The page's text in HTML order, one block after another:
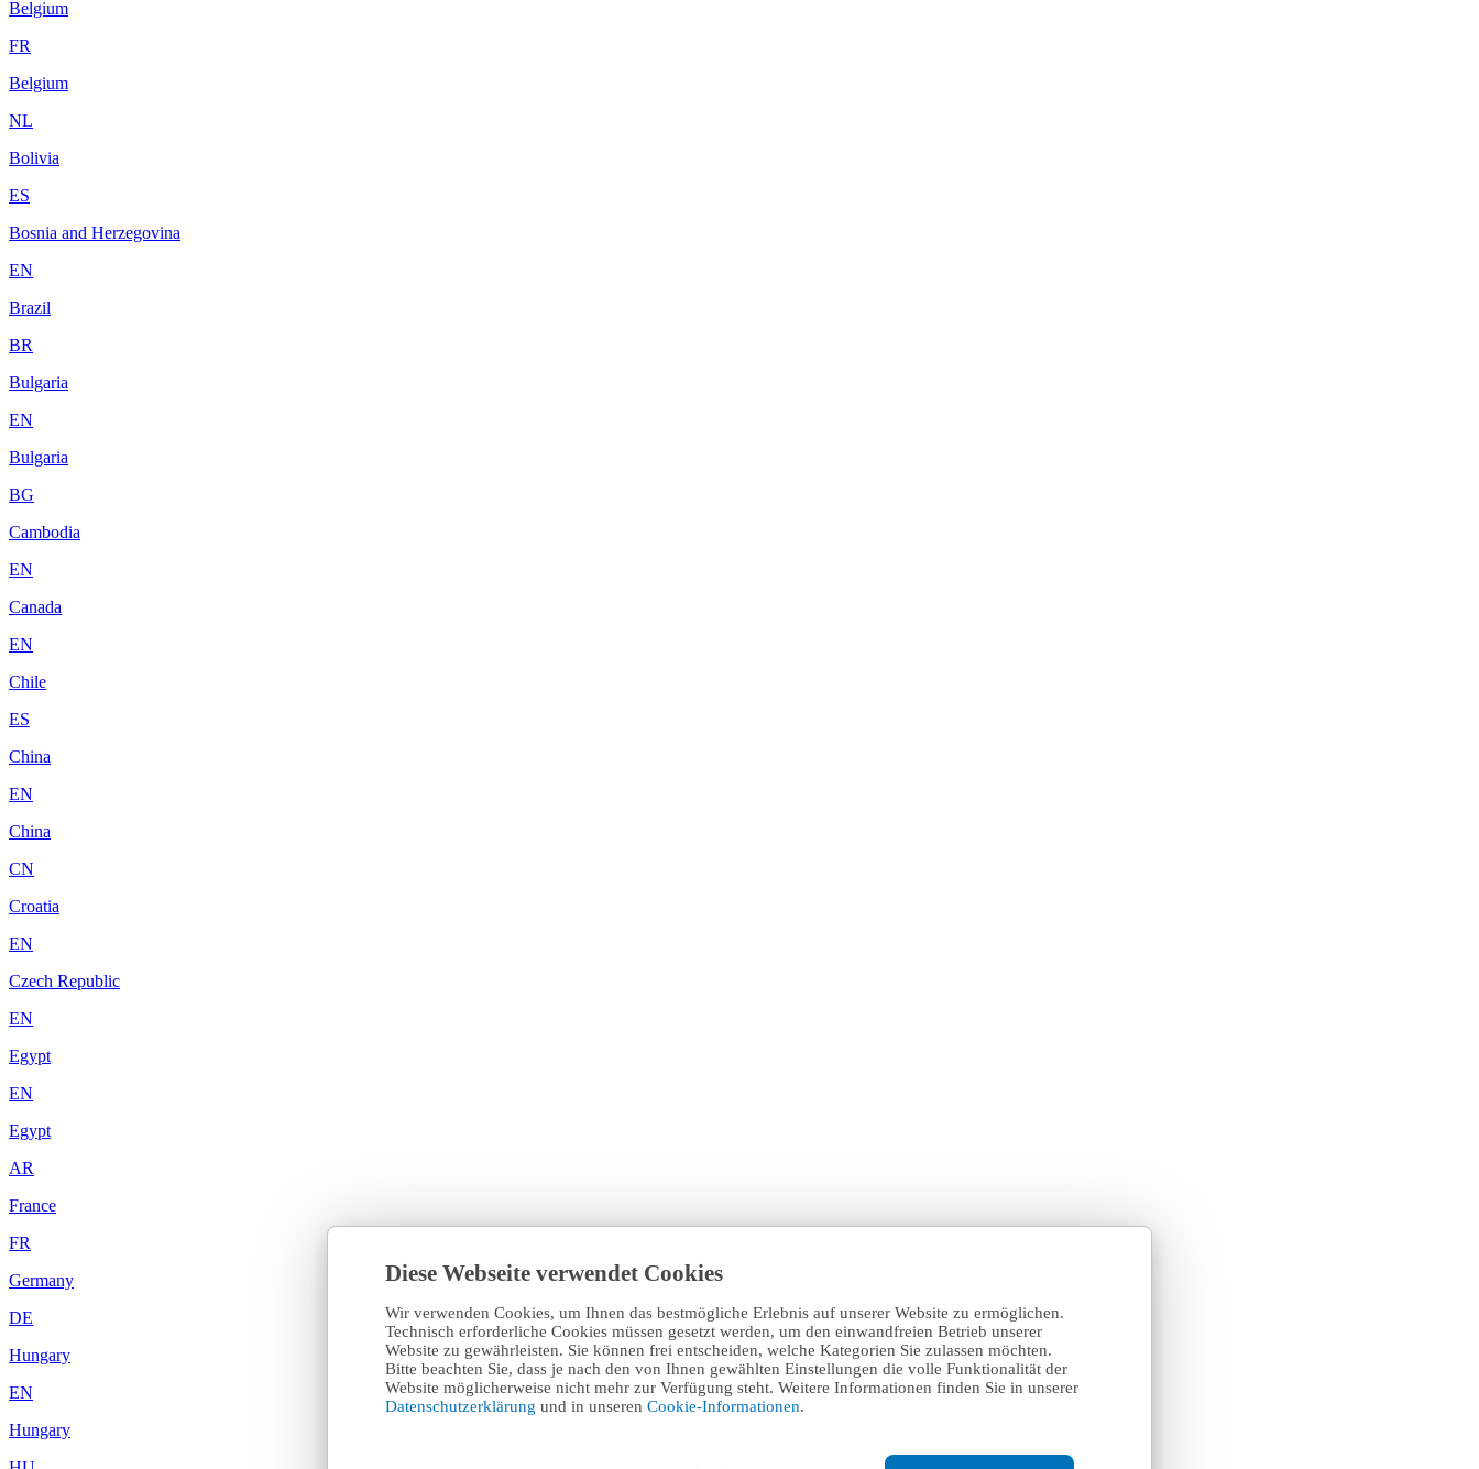
Diese Webseite verwendet Cookies
Wir verwenden Cookies, um Ihnen das bestmögliche Erlebnis auf unserer Website zu ermöglichen.
Technisch erforderliche Cookies müssen gesetzt werden, um den einwandfreien Betrieb unserer
Website zu gewährleisten. Sie können frei entscheiden, welche Kategorien Sie zulassen möchten.
Bitte beachten Sie, dass je nach den von Ihnen gewählten Einstellungen die volle Funktionalität der
Website möglicherweise nicht mehr zur Verfügung steht. Weitere Informationen finden Sie in unserer
Datenschutzerklärung und in unseren Cookie-Informationen.
Belgium
FR
Belgium
NL
Bolivia
ES
Bosnia and Herzegovina
EN
Brazil
BR
Bulgaria
EN
Bulgaria
BG
Cambodia
EN
Canada
EN
Chile
ES
China
EN
China
CN
Croatia
EN
Czech Republic
EN
Egypt
EN
Egypt
AR
France
FR
Germany
DE
Hungary
EN
Hungary